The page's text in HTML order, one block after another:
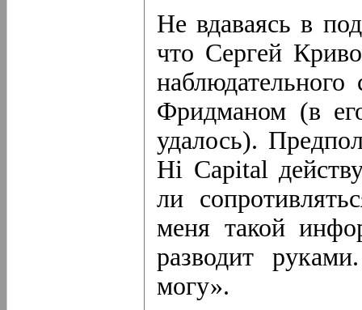
Не вдаваясь в
что Сергей
Фридманом (в
удалось).
Hi Capital
ли
меня такой
разводит
могу».